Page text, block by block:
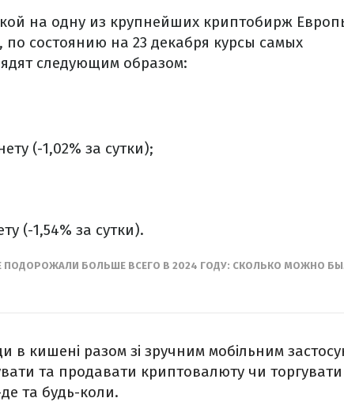
на одну из крупнейших криптобирж
, по состоянию на 23 декабря курсы самых
следующим образом:
(-1,02% за сутки);
(-1,54% за сутки).
ПОДОРОЖАЛИ БОЛЬШЕ ВСЕГО В 2024 ГОДУ: СКОЛЬКО МОЖНО
в кишені разом зі зручним мобільним
та продавати криптовалюту чи торгувати
та будь-коли.